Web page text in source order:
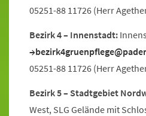
05251-88 11726 (Herr
Bezirk 4 – Innenstadt:
05251-88 11726 (Herr
Bezirk 5 – Stadtgebiet
West, SLG Gelände mit